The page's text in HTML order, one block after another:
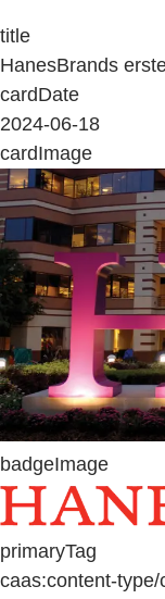
title
HanesBrands
cardDate
2024-06-18
cardImage
badgeImage
primaryTag
caas:content-